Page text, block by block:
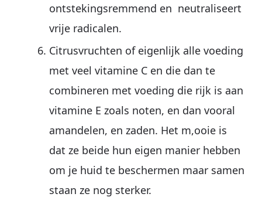
ontstekingsremmend en neutraliseert
vrije radicalen.
Citrusvruchten of eigenlijk alle voeding
met veel vitamine C en die dan te
combineren met voeding die rijk is aan
vitamine E zoals noten, en dan vooral
amandelen, en zaden. Het m,ooie is
dat ze beide hun eigen manier hebben
om je huid te beschermen maar samen
staan ze nog sterker.